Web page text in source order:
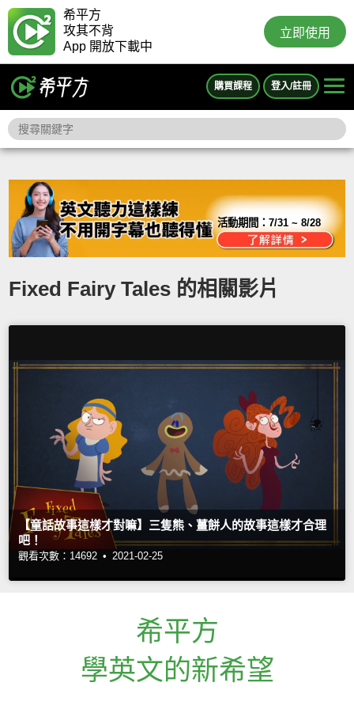
希平方
攻其不背
App 開放下載中
立即使用
購買課程 登入/註冊
活動期間：7/31 ~ 8/28
Fixed Fairy Tales 的相關影片
【童話故事這樣才對嘛】三隻熊、薑餅人的故事這樣才合理
吧！
觀看次數：14692 • 2021-02-25
希平方
學英文的新希望